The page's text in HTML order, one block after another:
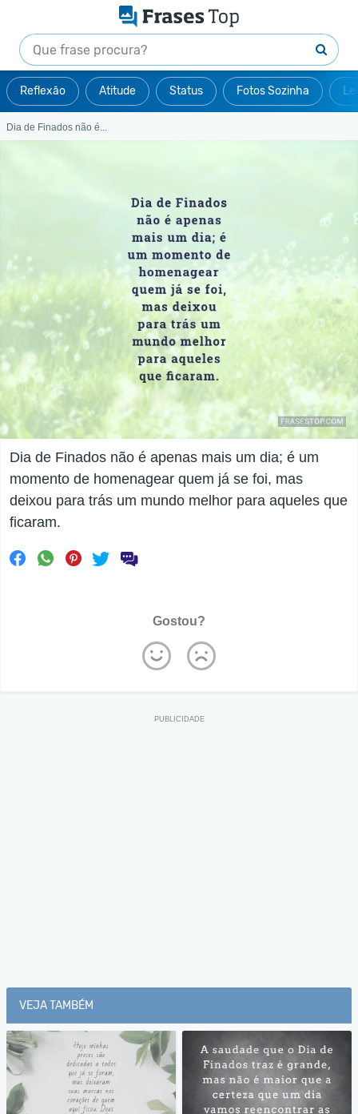
Reflexão Atitude Status Fotos Sozinha
Dia de Finados não é...
Dia de Finados não é apenas mais um dia; é um
momento de homenagear quem já se foi, mas
deixou para trás um mundo melhor para aqueles que
ficaram.
Gostou?
VEJA TAMBÉM